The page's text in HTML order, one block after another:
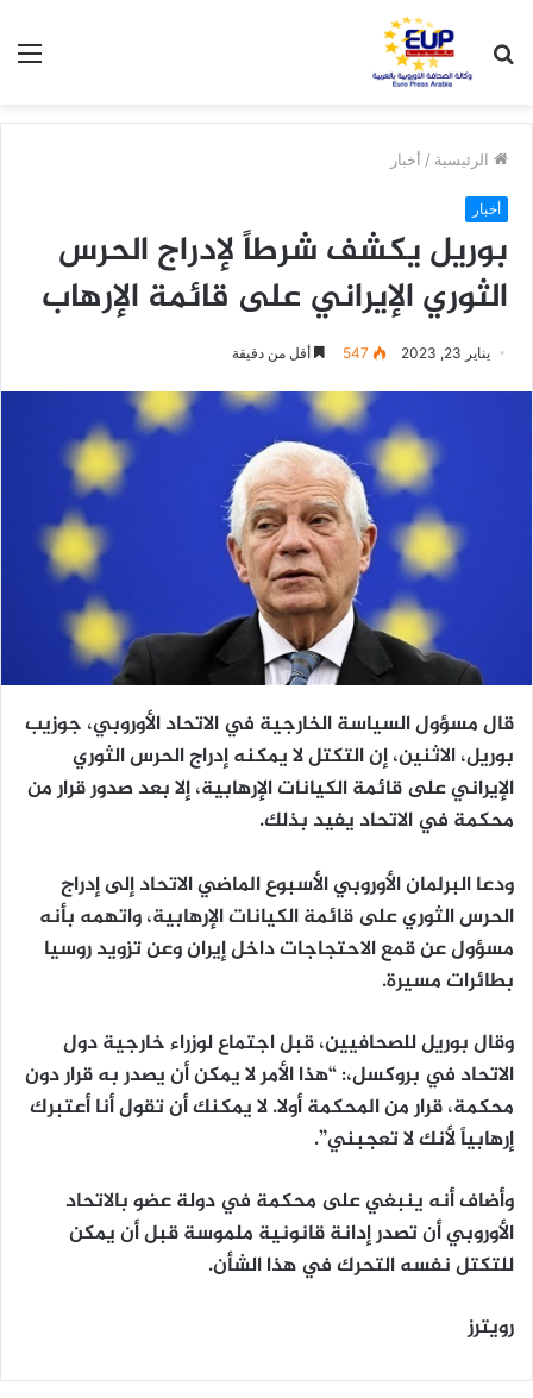
عن
الرئيسية / أخبار
أخبار
بوريل يكشف شرطاً لإدراج الحرس
الثوري الإيراني على قائمة الإرهاب
يناير 23, 2023 547 أقل من دقيقة
قال مسؤول السياسة الخارجية في الاتحاد الأوروبي، جوزيب
بوريل، الاثنين، إن التكتل لا يمكنه إدراج الحرس الثوري
الإيراني على قائمة الكيانات الإرهابية، إلا بعد صدور قرار من
محكمة في الاتحاد يفيد بذلك.
ودعا البرلمان الأوروبي الأسبوع الماضي الاتحاد إلى إدراج
الحرس الثوري على قائمة الكيانات الإرهابية، واتهمه بأنه
مسؤول عن قمع الاحتجاجات داخل إيران وعن تزويد روسيا
بطائرات مسيرة.
وقال بوريل للصحافيين، قبل اجتماع لوزراء خارجية دول
الاتحاد في بروكسل،: “هذا الأمر لا يمكن أن يصدر به قرار دون
محكمة، قرار من المحكمة أولا. لا يمكنك أن تقول أنا أعتبرك
إرهابياً لأنك لا تعجبني”.
وأضاف أنه ينبغي على محكمة في دولة عضو بالاتحاد
الأوروبي أن تصدر إدانة قانونية ملموسة قبل أن يمكن
للتكتل نفسه التحرك في هذا الشأن.
رويترز